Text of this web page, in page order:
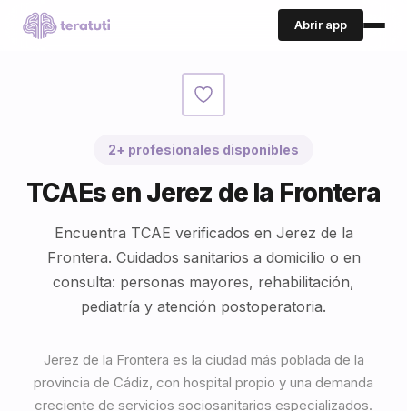
Abrir app
2+ profesionales disponibles
TCAEs en Jerez de la Frontera
Encuentra TCAE verificados en Jerez de la
Frontera. Cuidados sanitarios a domicilio o en
consulta: personas mayores, rehabilitación,
pediatría y atención postoperatoria.
Jerez de la Frontera es la ciudad más poblada de la
provincia de Cádiz, con hospital propio y una demanda
creciente de servicios sociosanitarios especializados.